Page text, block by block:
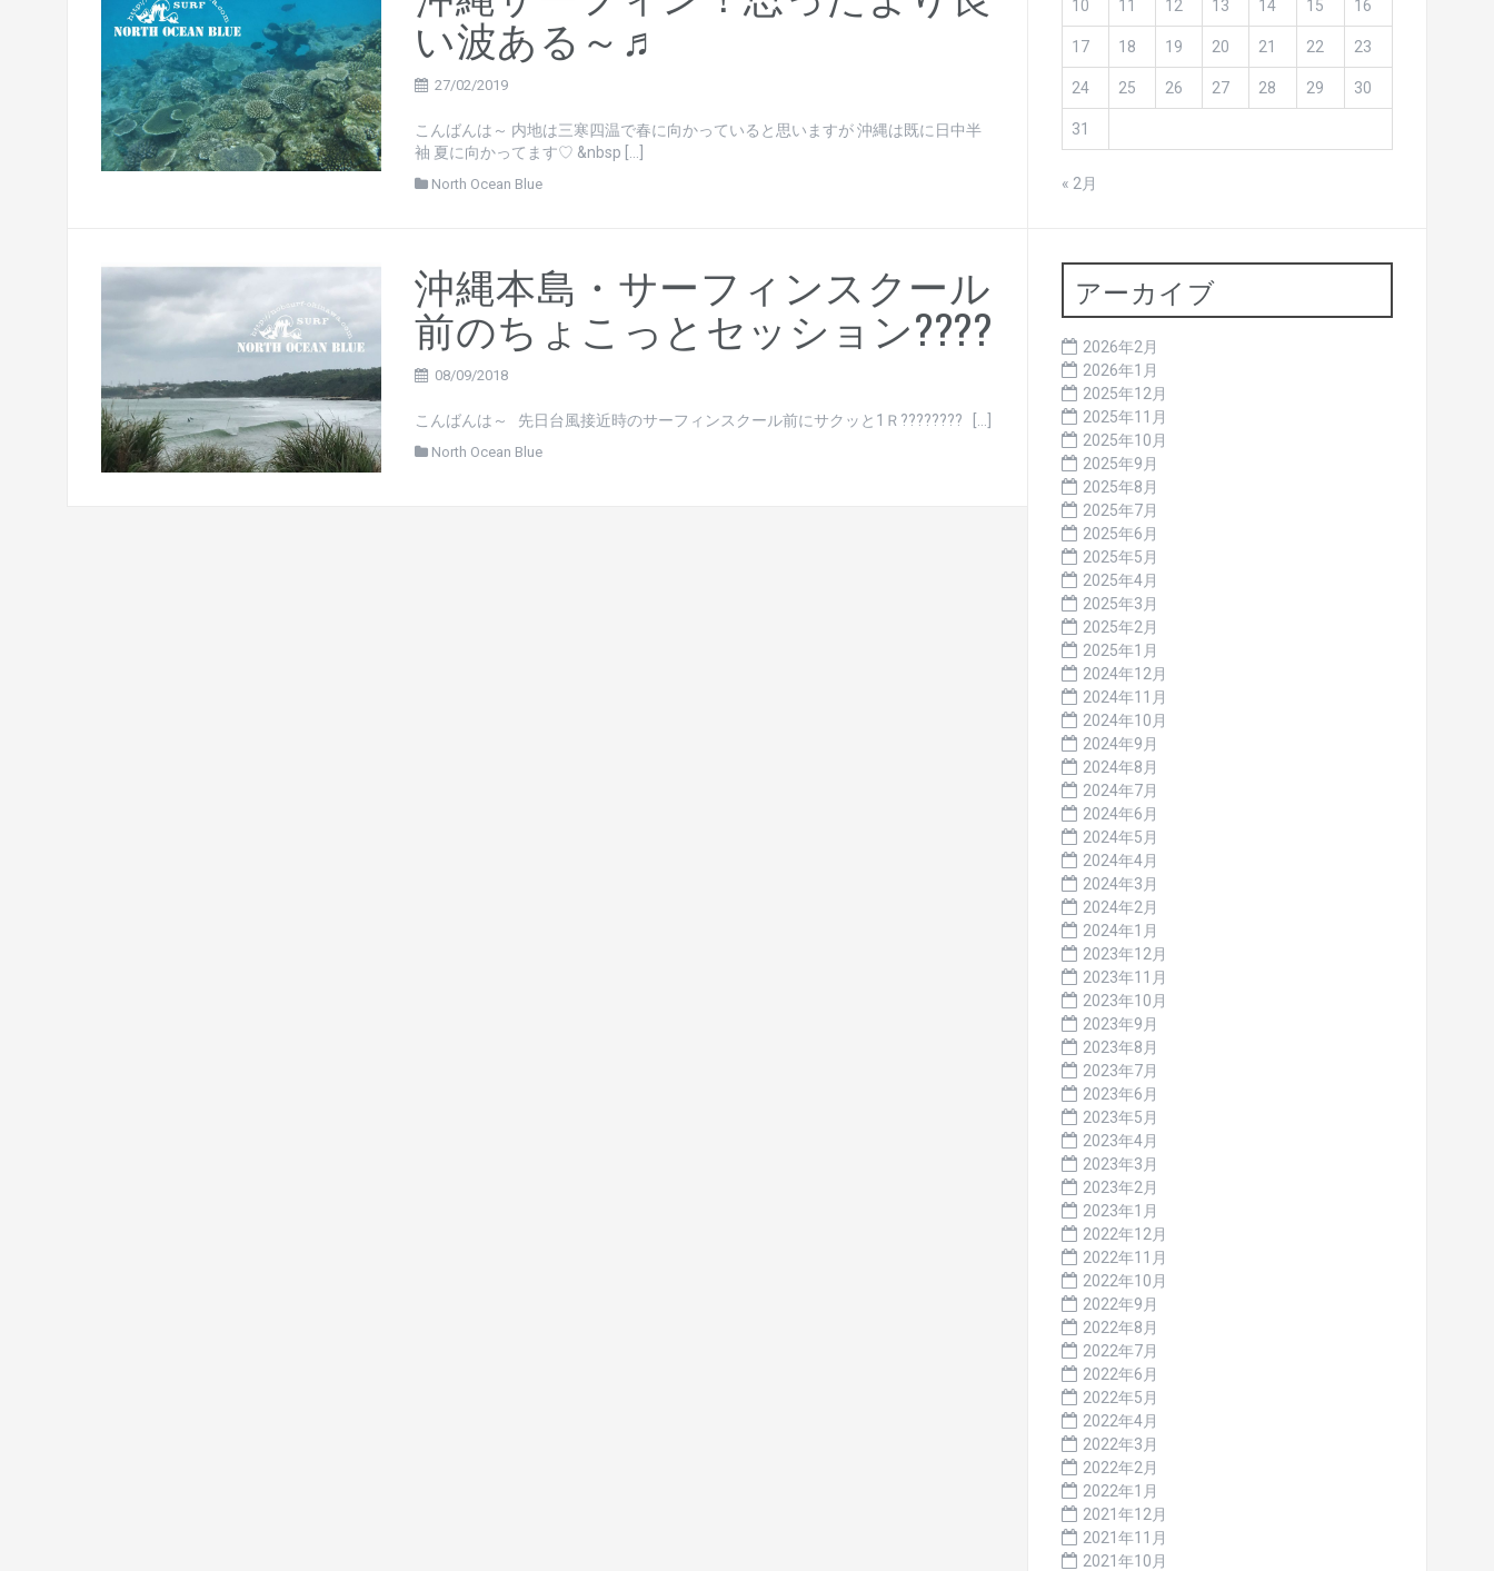
い波ある～♬
27/02/2019
こんばんは～ 内地は三寒四温で春に向かっていると思いますが 沖縄は既に日中半
袖 夏に向かってます♡ &nbsp […]
North Ocean Blue
沖縄本島・サーフィンスクール
前のちょこっとセッション????
08/09/2018
こんばんは～ 先日台風接近時のサーフィンスクール前にサクッと1Ｒ???????? […]
North Ocean Blue
10 11 12 13 14 15 16
17 18 19 20 21 22 23
24 25 26 27 28 29 30
31
« 2月
アーカイブ
2026年2月
2026年1月
2025年12月
2025年11月
2025年10月
2025年9月
2025年8月
2025年7月
2025年6月
2025年5月
2025年4月
2025年3月
2025年2月
2025年1月
2024年12月
2024年11月
2024年10月
2024年9月
2024年8月
2024年7月
2024年6月
2024年5月
2024年4月
2024年3月
2024年2月
2024年1月
2023年12月
2023年11月
2023年10月
2023年9月
2023年8月
2023年7月
2023年6月
2023年5月
2023年4月
2023年3月
2023年2月
2023年1月
2022年12月
2022年11月
2022年10月
2022年9月
2022年8月
2022年7月
2022年6月
2022年5月
2022年4月
2022年3月
2022年2月
2022年1月
2021年12月
2021年11月
2021年10月